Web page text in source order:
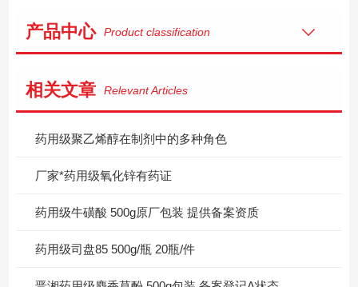
产品中心 Product classification
相关文章 Relevant Articles
药用级聚乙烯醇在制剂中的多种角色
厂家*药用级氧化锌有药证
药用级牛磺酸 500g原厂包装 提供备案资质
药用级司盘85 500g/瓶 20瓶/件